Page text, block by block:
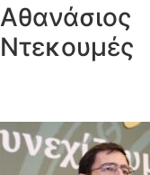
Αθανάσιος
Ντεκουμές